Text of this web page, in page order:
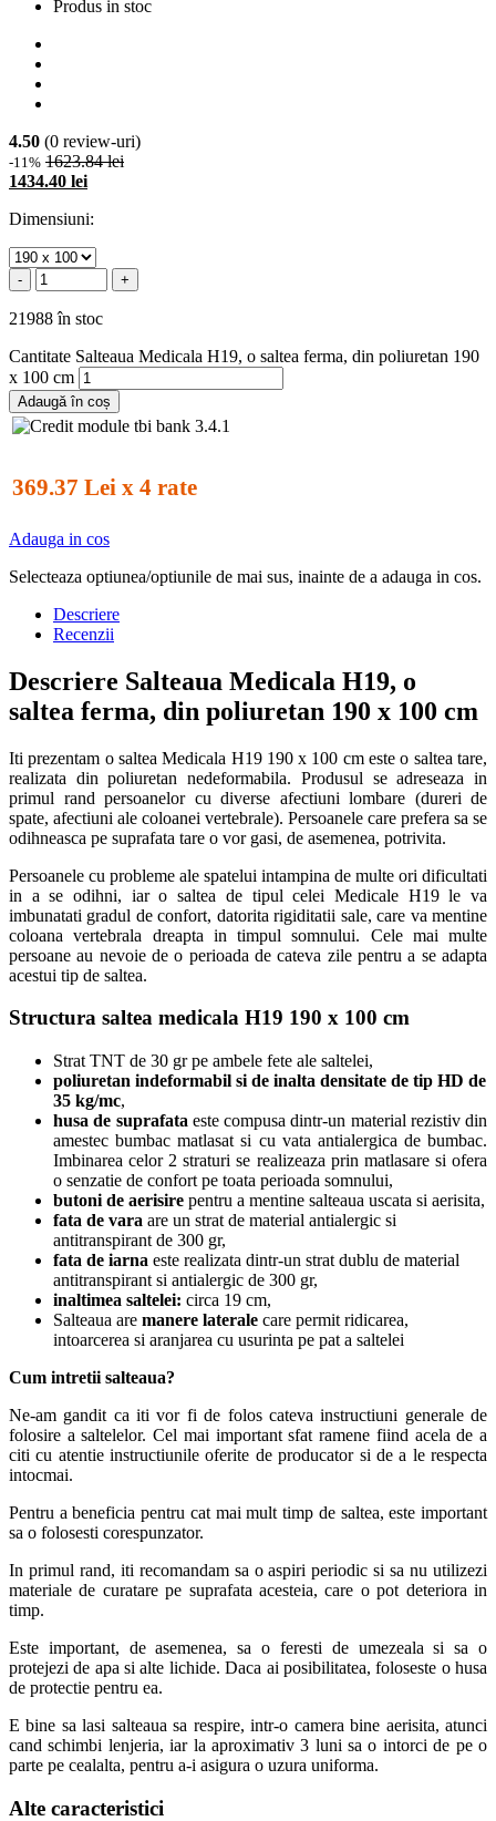
Produs in stoc
4.50 (0 review-uri)
-11% 1623.84 lei
1434.40 lei
Dimensiuni:
- +
21988 în stoc
Cantitate Salteaua Medicala H19, o saltea ferma, din poliuretan 190
x 100 cm
Adaugă în coș
369.37 Lei x 4 rate
Adauga in cos
Selecteaza optiunea/optiunile de mai sus, inainte de a adauga in cos.
Descriere
Recenzii
Descriere Salteaua Medicala H19, o
saltea ferma, din poliuretan 190 x 100 cm
Iti prezentam o saltea Medicala H19 190 x 100 cm este o saltea tare,
realizata din poliuretan nedeformabila. Produsul se adreseaza in
primul rand persoanelor cu diverse afectiuni lombare (dureri de
spate, afectiuni ale coloanei vertebrale). Persoanele care prefera sa se
odihneasca pe suprafata tare o vor gasi, de asemenea, potrivita.
Persoanele cu probleme ale spatelui intampina de multe ori dificultati
in a se odihni, iar o saltea de tipul celei Medicale H19 le va
imbunatati gradul de confort, datorita rigiditatii sale, care va mentine
coloana vertebrala dreapta in timpul somnului. Cele mai multe
persoane au nevoie de o perioada de cateva zile pentru a se adapta
acestui tip de saltea.
Structura saltea medicala H19 190 x 100 cm
Strat TNT de 30 gr pe ambele fete ale saltelei,
poliuretan indeformabil si de inalta densitate de tip HD de
35 kg/mc,
husa de suprafata este compusa dintr-un material rezistiv din
amestec bumbac matlasat si cu vata antialergica de bumbac.
Imbinarea celor 2 straturi se realizeaza prin matlasare si ofera
o senzatie de confort pe toata perioada somnului,
butoni de aerisire pentru a mentine salteaua uscata si aerisita,
fata de vara are un strat de material antialergic si
antitranspirant de 300 gr,
fata de iarna este realizata dintr-un strat dublu de material
antitranspirant si antialergic de 300 gr,
inaltimea saltelei: circa 19 cm,
Salteaua are manere laterale care permit ridicarea,
intoarcerea si aranjarea cu usurinta pe pat a saltelei
Cum intretii salteaua?
Ne-am gandit ca iti vor fi de folos cateva instructiuni generale de
folosire a saltelelor. Cel mai important sfat ramene fiind acela de a
citi cu atentie instructiunile oferite de producator si de a le respecta
intocmai.
Pentru a beneficia pentru cat mai mult timp de saltea, este important
sa o folosesti corespunzator.
In primul rand, iti recomandam sa o aspiri periodic si sa nu utilizezi
materiale de curatare pe suprafata acesteia, care o pot deteriora in
timp.
Este important, de asemenea, sa o feresti de umezeala si sa o
protejezi de apa si alte lichide. Daca ai posibilitatea, foloseste o husa
de protectie pentru ea.
E bine sa lasi salteaua sa respire, intr-o camera bine aerisita, atunci
cand schimbi lenjeria, iar la aproximativ 3 luni sa o intorci de pe o
parte pe cealalta, pentru a-i asigura o uzura uniforma.
Alte caracteristici